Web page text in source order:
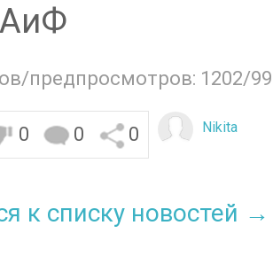
предпросмотров: 1202/
0 0 0 Nikita
к списку новостей →